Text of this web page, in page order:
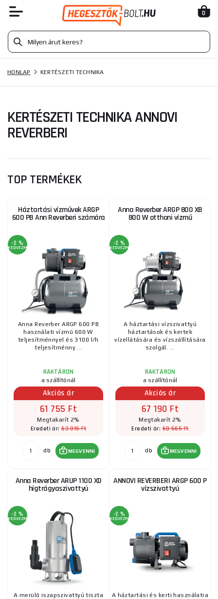
0
HONLAP KERTÉSZETI TECHNIKA
KERTÉSZETI TECHNIKA ANNOVI
REVERBERI
TOP TERMÉKEK
Háztartási vízművek ARGP
600 PB Ann Reverberi számára
-2 %
KEDVEZMÉNY
Anna Reverber ARGP 600 PB
használati vízmű 600 W
teljesítménnyel és 3100 l/h
teljesítménny ...
RAKTÁRON
a szállítónál
Akciós ár
61 755 Ft
Megtakarít 2%
Eredeti ár:63 015 Ft
db MEGVENNI
Anna Reverber ARGP 800 XB
800 W otthoni vízmű
-2 %
KEDVEZMÉNY
A háztartási vízszivattyú
háztartások és kertek
vízellátására és vízszállítására
szolgál. ...
RAKTÁRON
a szállítónál
Akciós ár
67 190 Ft
Megtakarít 2%
Eredeti ár:68 565 Ft
db MEGVENNI
Anna Reverber ARUP 1100 XD
hígtrágyaszivattyú
-2 %
KEDVEZMÉNY
A merülő iszapszivattyú tiszta
ANNOVI REVERBERI ARGP 600 P
vízszivattyú
-2 %
KEDVEZMÉNY
A háztartási és kerti használatra